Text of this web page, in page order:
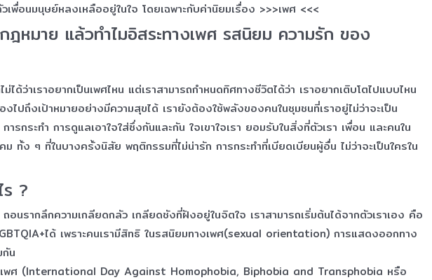
พื่อนมนุษย์หลงเหลืออยู่ในใจ โดยเฉพาะกับค่านิยมเรื่อง >>>เพศ <<<
ฎหมาย แล้วทำไมอิสระทางเพศ รสนิยม ความรัก ของ
ว่าเราอยากเป็นเพศไหน แต่เราสามารถกำหนดทิศทางชีวิตได้ว่า เราอยากเติบโตไปแบบไหน
ปถึงเป้าหมายอย่างมีความสุขได้ เรายังต้องใช้พลังของคนในชุมชนที่เราอยู่ไม่ว่าจะเป็น
ระทำ การดูแลเอาใจใส่ซึ่งกันและกัน ใจเขาใจเรา ยอมรับในสิ่งที่ตัวเรา เพื่อน และคนใน
ง ๆ ที่ในบางครั้งนิสัย พฤติกรรมที่ไม่น่ารัก การกระทำที่เบียดเบียนผู้อื่น ไม่ว่าจะเป็นใครใน
?
รากลึกความเกลียดกลัว เกลียดชังที่ฝังอยู่ในจิตใจ เราสามารถเริ่มต้นได้จากตัวเราเอง คือ
ได้ เพราะคนเรามีสิทธิ ในรสนิยมทางเพศ(sexual orientation) การแสดงออกทาง
น
พศ (International Day Against Homophobia, Biphobia and Transphobia หรือ